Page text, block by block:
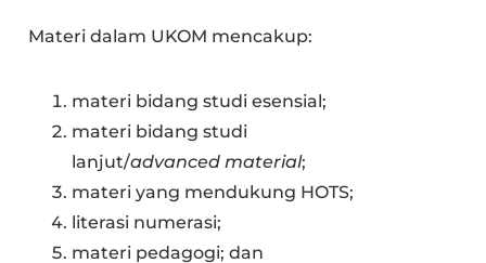
Materi dalam UKOM mencakup:
materi bidang studi esensial;
materi bidang studi
lanjut/advanced material;
materi yang mendukung HOTS;
literasi numerasi;
materi pedagogi; dan